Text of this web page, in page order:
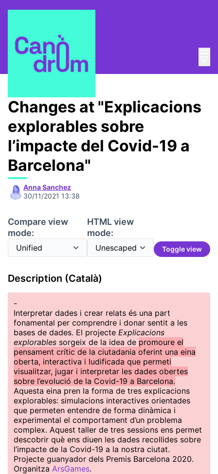
/ Canòdrom Obert
Changes at "Explicacions
explorables sobre
l’impacte del Covid-19 a
Barcelona"
Anna Sanchez
30/11/2021 13:38
Compare view
mode:
HTML view
mode:
Toggle view
Description (Català)
-
Interpretar dades i crear relats és una part
fonamental per comprendre i donar sentit a les
bases de dades. El projecte Explicacions
explorables sorgeix de la idea de promoure el
pensament crític de la ciutadania oferint una eina
oberta, interactiva i ludificada que permeti
visualitzar, jugar i interpretar les dades obertes
sobre l’evolució de la Covid-19 a Barcelona.
Aquesta eina pren la forma de tres explicacions
explorables: simulacions interactives orientades
que permeten entendre de forma dinàmica i
experimental el comportament d’un problema
complex. Aquest taller de tres sessions ens permet
descobrir què ens diuen les dades recollides sobre
l’impacte de la Covid-19 a la nostra ciutat.
Projecte guanyador dels Premis Barcelona 2020.
Organitza ArsGames.